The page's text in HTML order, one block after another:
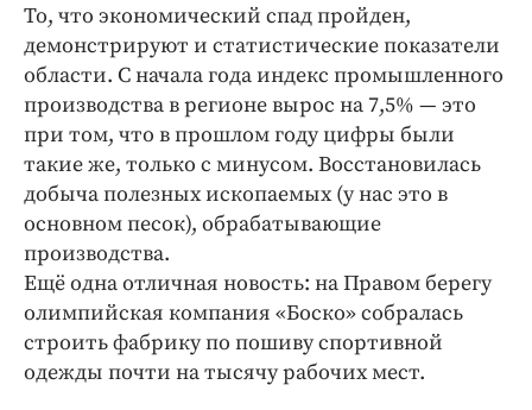
То, что экономический спад пройден,
демонстрируют и статистические показатели
области. С начала года индекс промышленного
производства в регионе вырос на 7,5% — это
при том, что в прошлом году цифры были
такие же, только с минусом. Восстановилась
добыча полезных ископаемых (у нас это в
основном песок), обрабатывающие
производства.
Ещё одна отличная новость: на Правом берегу
олимпийская компания «Боско» собралась
строить фабрику по пошиву спортивной
одежды почти на тысячу рабочих мест.